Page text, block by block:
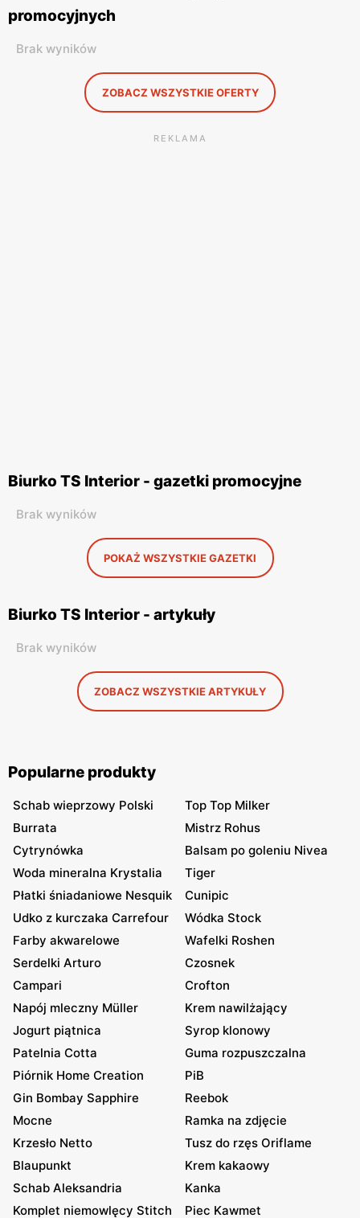
promocyjnych
Brak wyników
ZOBACZ WSZYSTKIE OFERTY
REKLAMA
Biurko TS Interior - gazetki promocyjne
Brak wyników
POKAŻ WSZYSTKIE GAZETKI
Biurko TS Interior - artykuły
Brak wyników
ZOBACZ WSZYSTKIE ARTYKUŁY
Popularne produkty
Schab wieprzowy Polski
Top Top Milker
Burrata
Mistrz Rohus
Cytrynówka
Balsam po goleniu Nivea
Woda mineralna Krystalia
Tiger
Płatki śniadaniowe Nesquik
Cunipic
Udko z kurczaka Carrefour
Wódka Stock
Farby akwarelowe
Wafelki Roshen
Serdelki Arturo
Czosnek
Campari
Crofton
Napój mleczny Müller
Krem nawilżający
Jogurt piątnica
Syrop klonowy
Patelnia Cotta
Guma rozpuszczalna
Piórnik Home Creation
PiB
Gin Bombay Sapphire
Reebok
Mocne
Ramka na zdjęcie
Krzesło Netto
Tusz do rzęs Oriflame
Blaupunkt
Krem kakaowy
Schab Aleksandria
Kanka
Komplet niemowlęcy Stitch
Piec Kawmet